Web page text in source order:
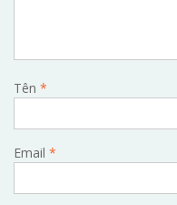
Tên *
Email *